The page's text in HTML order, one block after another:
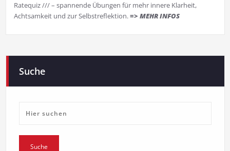
Ratequiz /// – spannende Übungen für mehr innere Klarheit,
Achtsamkeit und zur Selbstreflektion.=> MEHR INFOS
Suche